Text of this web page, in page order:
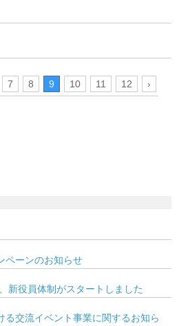
7 8 9 10 11 12 ›
ペーンのお知らせ
新役員体制がスタートしました
る交流イベント事業に関するお知ら